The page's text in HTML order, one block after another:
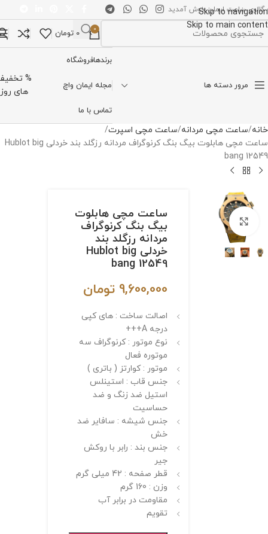
Skip to navigation
Skip to main content
گالری ساعت ایمان خوش آمدید
0
0 تومان
مرور دسته ها
برندهافروشگاه
مجله ایمان واچ
تماس با ما
%
های روز
خانه ساعت مچی مردانه ساعت مچی اسپرت
ساعت مچی هابلوت بیگ بنگ کرنوگراف مردانه رزگلد بند خردلی Hublot big
bang 12549
برای بزرگنمایی کلیک کنیدساعت مچی هابلوت
بیگ بنگ کرنوگراف
مردانه رزگلد بند
خردلی Hublot big
bang 12549
9,600,000 تومان
اصالت ساخت : های کپی
درجه A+++
نوع موتور : کرنوگراف سه
موتوره فعال
موتور : کوارتز ( باتری )
جنس قاب : استینلس
استیل ضد زنگ و ضد
حساسیت
جنس شیشه : سافایر ضد
خش
جنس بند : رابر با روکش
جیر
قطر صفحه : 42 میلی گرم
وزن : 160 گرم
مقاومت در برابر آب
تقویم